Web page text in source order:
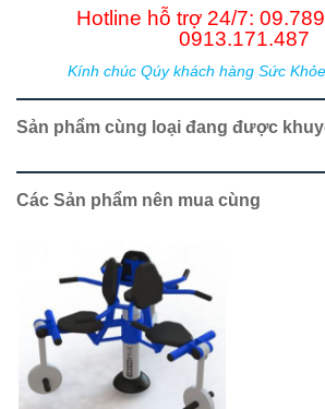
Hotline hỗ trợ 24/7:
0913.171.487
Kính chúc Qúy khách hàng Sức
Sản phẩm cùng loại đang được
Các Sản phẩm nên mua cùng